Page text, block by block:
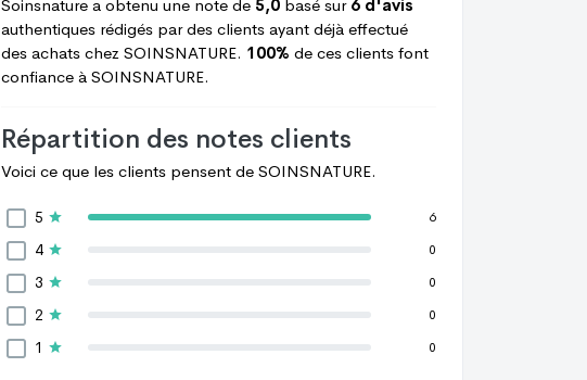
Soinsnature a obtenu une note de 5,0 basé sur 6 d'avis
authentiques rédigés par des clients ayant déjà effectué
des achats chez SOINSNATURE. 100% de ces clients font
confiance à SOINSNATURE.
Répartition des notes clients
Voici ce que les clients pensent de SOINSNATURE.
5 6
4 0
3 0
2 0
1 0